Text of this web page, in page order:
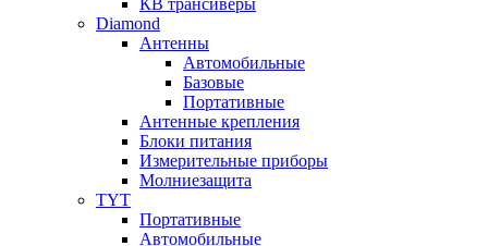
Diamond
Антенны
Автомобильные
Базовые
Портативные
Антенные крепления
Блоки питания
Измерительные приборы
Молниезащита
TYT
Портативные
Автомобильные